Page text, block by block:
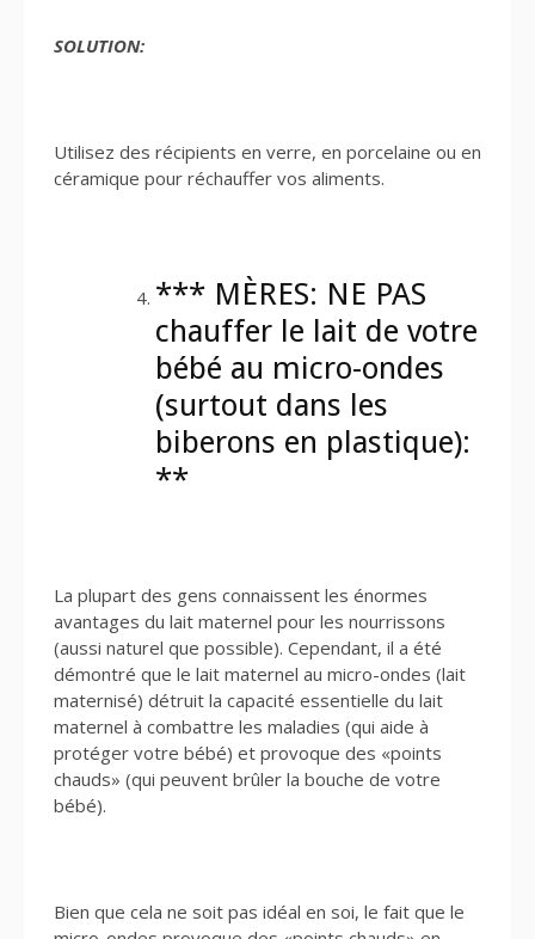
SOLUTION:
Utilisez des récipients en verre, en porcelaine ou en
céramique pour réchauffer vos aliments.
*** MÈRES: NE PAS
chauffer le lait de votre
bébé au micro-ondes
(surtout dans les
biberons en plastique):
**
La plupart des gens connaissent les énormes
avantages du lait maternel pour les nourrissons
(aussi naturel que possible). Cependant, il a été
démontré que le lait maternel au micro-ondes (lait
maternisé) détruit la capacité essentielle du lait
maternel à combattre les maladies (qui aide à
protéger votre bébé) et provoque des «points
chauds» (qui peuvent brûler la bouche de votre
bébé).
Bien que cela ne soit pas idéal en soi, le fait que le